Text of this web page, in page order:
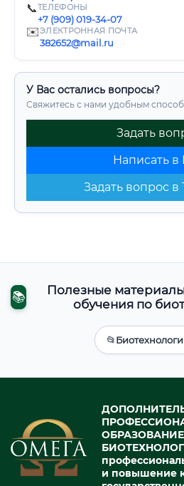
📞ТЕЛЕФОНЫ
+7 (909) 019-34-07
✉️ЭЛЕКТРОННАЯ ПОЧТА
382652@mail.ru
У Вас остались вопросы?
Свяжитесь с нами удобным
Задать
Написать в
Задать вопрос в
📚
Полезные
обучения по
📂
и повышение